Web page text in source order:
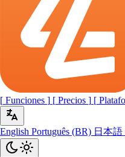
[ Funciones ] [ Precios ] [
English Português (BR) 日本語